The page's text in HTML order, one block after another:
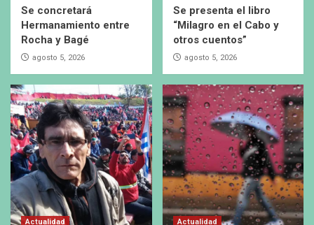
Se concretará
Hermanamiento entre
Rocha y Bagé
agosto 5, 2026
Se presenta el libro
“Milagro en el Cabo y
otros cuentos”
agosto 5, 2026
Actualidad Actualidad